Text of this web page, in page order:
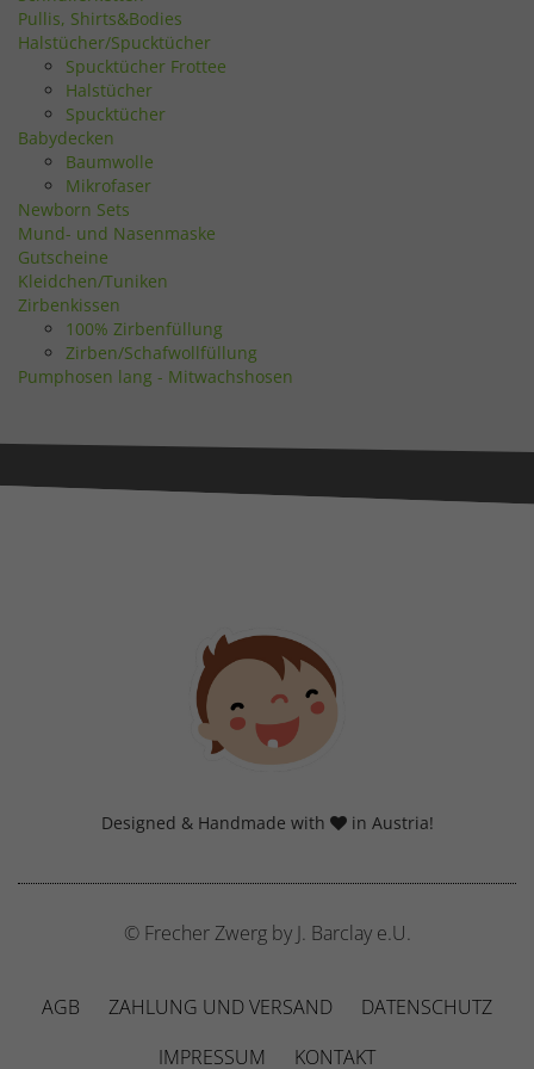
Pullis, Shirts&Bodies
Halstücher/Spucktücher
Spucktücher Frottee
Halstücher
Spucktücher
Babydecken
Baumwolle
Mikrofaser
Newborn Sets
Mund- und Nasenmaske
Gutscheine
Kleidchen/Tuniken
Zirbenkissen
100% Zirbenfüllung
Zirben/Schafwollfüllung
Pumphosen lang - Mitwachshosen
Designed & Handmade with in Austria!
© Frecher Zwerg by J. Barclay e.U.
AGB ZAHLUNG UND VERSAND
DATENSCHUTZ
IMPRESSUM
KONTAKT
Externe Medien (7)
Inhalte von Videoplattformen und Social-Media-Plattformen werden
standardmäßig blockiert. Wenn Cookies von externen Medien akzeptiert
werden, bedarf der Zugriff auf diese Inhalte keiner manuellen
Einwilligung mehr.